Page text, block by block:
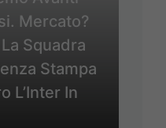
Mercato?
Squadra
Stampa
L’Inter In